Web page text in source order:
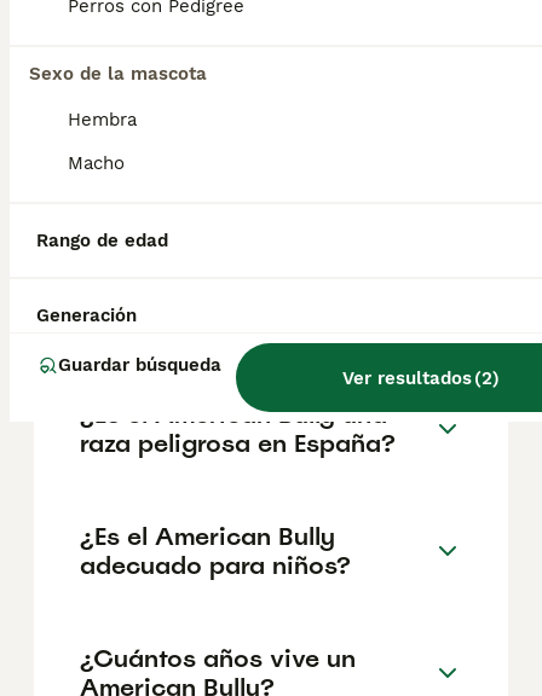
Perros con Pedigree
Sexo de la mascota
Hembra
Macho
Rango de edad
Generación
Guardar búsqueda
Ver resultados(2)
Preguntas frecuentes
¿Cuánto cuesta un cachorro
El coste medio de un cachorro de American
Bully en España es de aproximadamente
según factores como el pedigrí, la
reputación del criador y la ubicación.
¿Es el American Bully una
raza peligrosa en España?
¿Es el American Bully
adecuado para niños?
¿Cuántos años vive un
American Bully?